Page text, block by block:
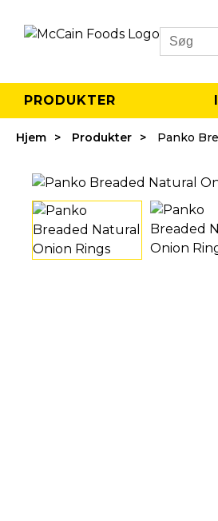
Search
PRODUKTER
Hjem Produkter Panko